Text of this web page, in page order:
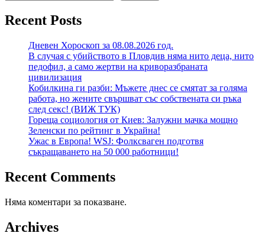
Recent Posts
Дневен Хороскоп за 08.08.2026 год.
В случая с убийството в Пловдив няма нито деца, нито
педофил, а само жертви на криворазбраната
цивилизация
Кобилкина ги разби: Мъжете днес се смятат за голяма
работа, но жените свършват със собствената си ръка
след секс! (ВИЖ ТУК)
Гореща социология от Киев: Залужни мачка мощно
Зеленски по рейтинг в Украйна!
Ужас в Европа! WSJ: Фолксваген подготвя
съкращаването на 50 000 работници!
Recent Comments
Няма коментари за показване.
Archives